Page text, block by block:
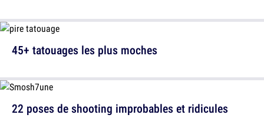
22 poses de shooting improbables et ridicules
45+ tatouages les plus moches